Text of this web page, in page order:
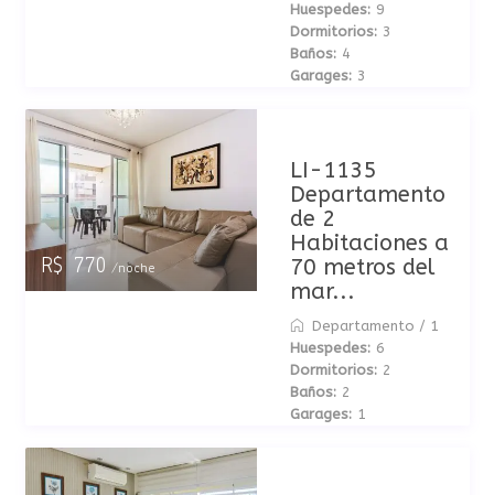
Huespedes: 9
Dormitorios: 3
Baños: 4
Garages: 3
R$ 770/noche
LI-1135
Departamento
de 2
Habitaciones a
70 metros del
mar...
Departamento / 1
Huespedes: 6
Dormitorios: 2
Baños: 2
Garages: 1